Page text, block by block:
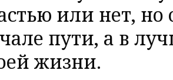
или нет, но
пути, а в
жизни.